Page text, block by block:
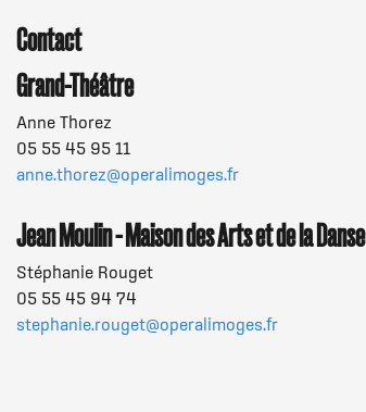
Contact
Grand-Théâtre
Anne Thorez
05 55 45 95 11
anne.thorez@operalimoges.fr
Jean Moulin - Maison des Arts et de la Danse
Stéphanie Rouget
05 55 45 94 74
stephanie.rouget@operalimoges.fr